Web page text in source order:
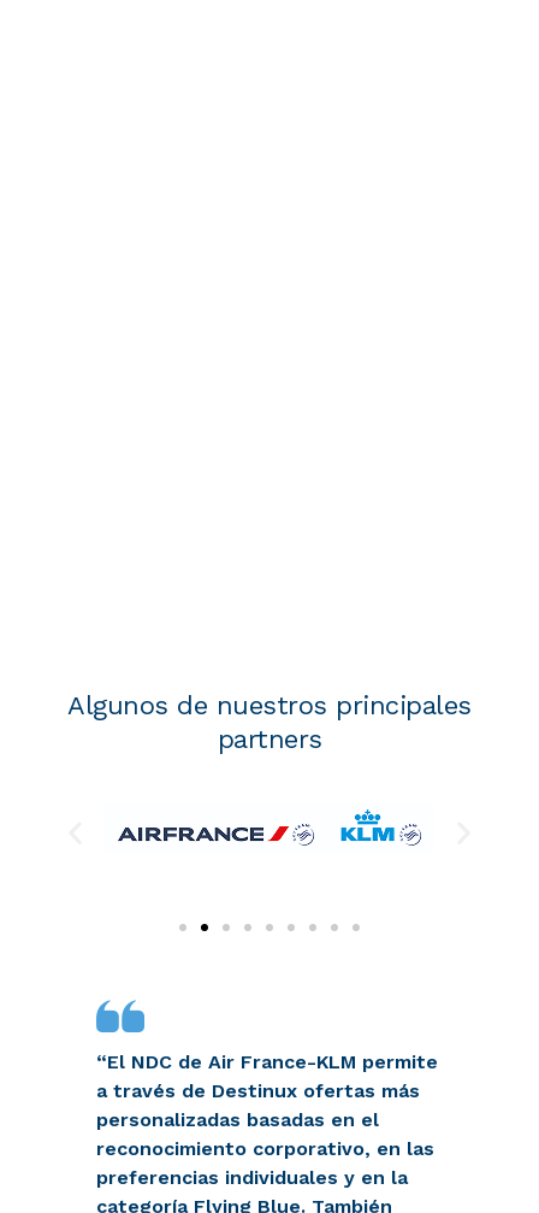
Algunos de nuestros principales
partners
“El NDC de Air France-KLM permite
a través de Destinux ofertas más
personalizadas basadas en el
reconocimiento corporativo, en las
preferencias individuales y en la
categoría Flying Blue. También